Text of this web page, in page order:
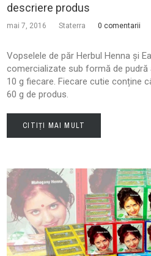
descriere produs
mai 7, 2016 Staterra 0 comentarii
Vopselele de păr Herbul Henna și
comercializate sub formă de pudră
10 g fiecare. Fiecare cutie conține
60 g de produs.
CITIȚI MAI MULT